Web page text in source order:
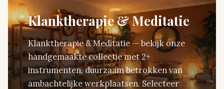
Klanktherapie & Meditatie
Klanktherapie & Meditatie — bekijk onze
handgemaakte collectie met 2+
instrumenten, duurzaam betrokken van
ambachtelijke werkplaatsen. Selecteer